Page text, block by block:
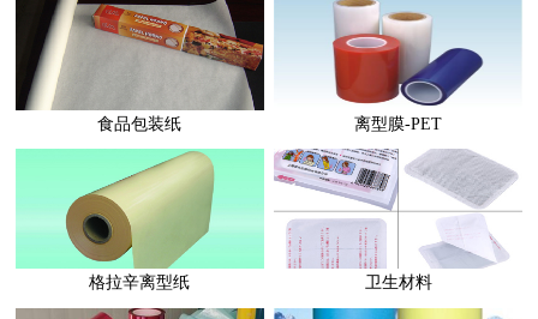
食品包装纸 离型膜-PET
格拉辛离型纸 卫生材料